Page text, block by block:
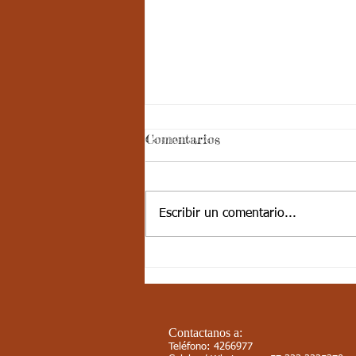
ASPECTOS
CURRICULARES 3P
SEXTO ARTISTICA.
y contrasta cualidades estéticas,
formas tangibles, y visibles de la
Comentarios
Escribir un comentario...
Contactanos a:
Teléfono: 4266977